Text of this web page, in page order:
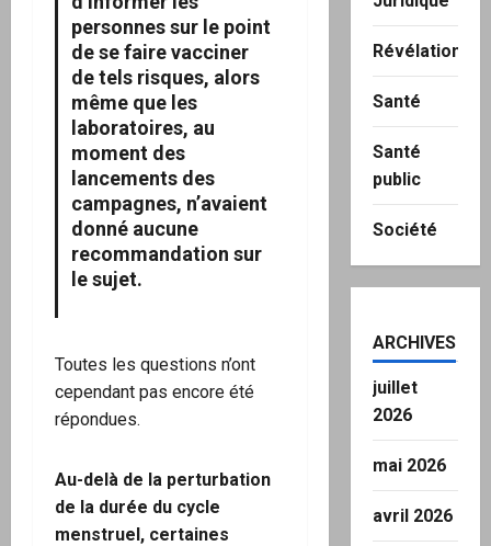
personnes sur le point
de se faire vacciner
de tels risques, alors
même que les
laboratoires, au
moment des
lancements des
campagnes, n’avaient
donné aucune
recommandation sur
le sujet.
Toutes les questions n’ont
cependant pas encore été
répondues.
Au-delà de la perturbation
de la durée du cycle
menstruel, certaines
Révélation
Santé
Santé
public
Société
ARCHIVES
juillet
2026
mai 2026
avril 2026